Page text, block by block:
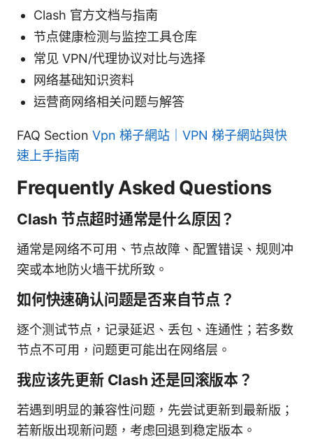
Clash 官方文档与指南
节点健康检测与监控工具仓库
常见 VPN/代理协议对比与选择
网络基础知识资料
运营商网络相关问题与解答
FAQ Section Vpn 梯子網站｜VPN 梯子網站與快
速上手指南
Frequently Asked Questions
Clash 节点超时通常是什么原因？
通常是网络不可用、节点故障、配置错误、规则冲
突或本地防火墙干扰所致。
如何快速确认问题是否来自节点？
逐个测试节点，记录延迟、丢包、连通性；若多数
节点不可用，问题更可能出在网络层。
我应该先更新 Clash 还是回滚版本？
若遇到明显的兼容性问题，先尝试更新到最新版；
若新版出现新问题，考虑回退到稳定版本。